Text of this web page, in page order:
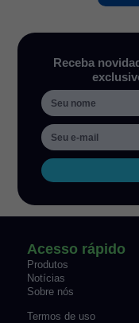
Receba
Acesso rápido
Produtos
Notícias
Sobre nós
Termos de uso